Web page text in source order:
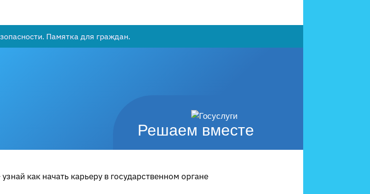
Памятка для граждан.
Решаем вместе
как начать карьеру в государственном органе